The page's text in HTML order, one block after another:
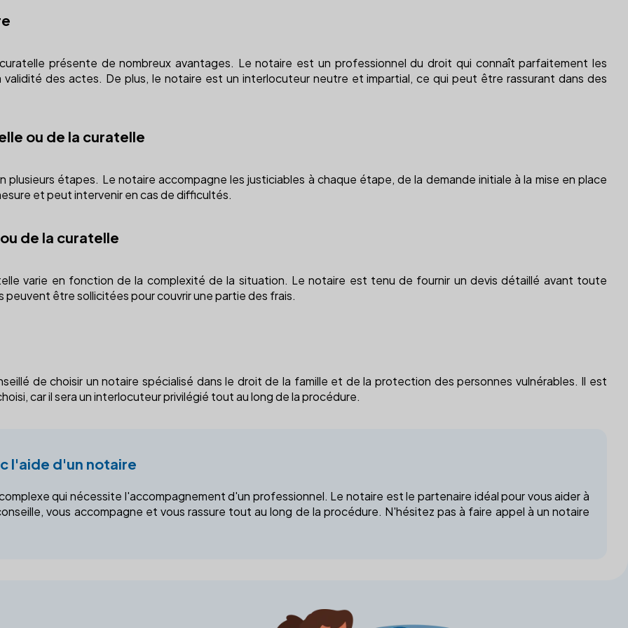
présente de nombreux avantages. Le notaire est un professionnel du droit qui connaît parfaitement les
des actes. De plus, le notaire est un interlocuteur neutre et impartial, ce qui peut être rassurant dans des
ou de la curatelle
étapes. Le notaire accompagne les justiciables à chaque étape, de la demande initiale à la mise en place
et peut intervenir en cas de difficultés.
de la curatelle
varie en fonction de la complexité de la situation. Le notaire est tenu de fournir un devis détaillé avant toute
être sollicitées pour couvrir une partie des frais.
de choisir un notaire spécialisé dans le droit de la famille et de la protection des personnes vulnérables. Il est
car il sera un interlocuteur privilégié tout au long de la procédure.
l'aide d'un notaire
qui nécessite l'accompagnement d'un professionnel. Le notaire est le partenaire idéal pour vous aider à
vous accompagne et vous rassure tout au long de la procédure. N'hésitez pas à faire appel à un notaire